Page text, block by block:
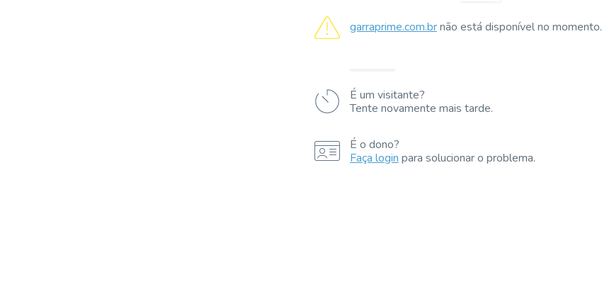
garraprime.com.brnão está disponível no momento.
É um visitante?
Tente novamente mais tarde.
É o dono?
Faça login para solucionar o problema.